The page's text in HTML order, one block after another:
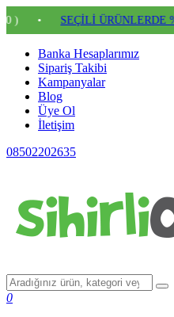
SEÇİLİ ÜRÜNLERDE %2O
Banka Hesaplarımız
Sipariş Takibi
Kampanyalar
Blog
Üye Ol
İletişim
08502202635
0